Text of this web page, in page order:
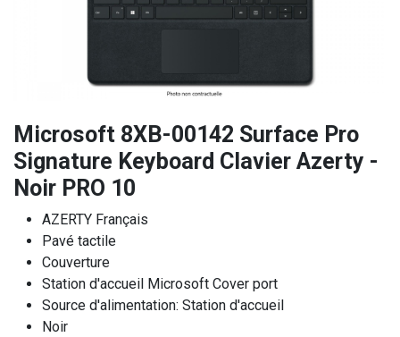
Microsoft 8XB-00142 Surface Pro
Signature Keyboard Clavier Azerty -
Noir PRO 10
AZERTY Français
Pavé tactile
Couverture
Station d'accueil Microsoft Cover port
Source d'alimentation: Station d'accueil
Noir